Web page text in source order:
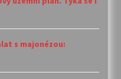
s majonézou: